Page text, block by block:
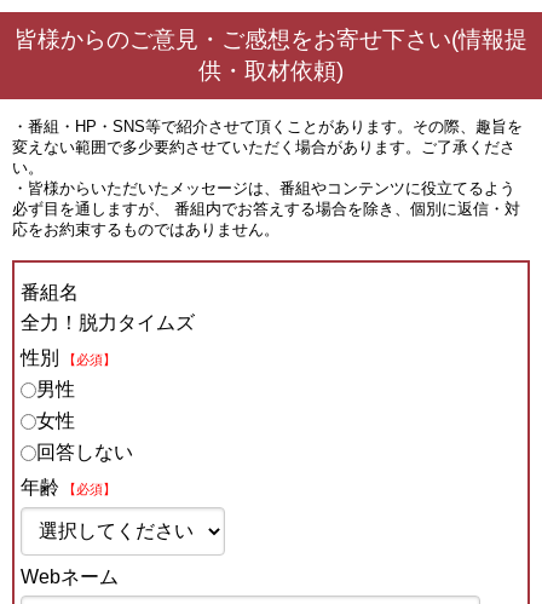
皆様からのご意見・ご感想をお寄せ下さい(情報提
供・取材依頼)
・番組・HP・SNS等で紹介させて頂くことがあります。その際、趣旨を
変えない範囲で多少要約させていただく場合があります。ご了承くださ
い。
・皆様からいただいたメッセージは、番組やコンテンツに役立てるよう
必ず目を通しますが、 番組内でお答えする場合を除き、個別に返信・対
応をお約束するものではありません。
番組名
全力！脱力タイムズ
性別
【必須】
男性
女性
回答しない
年齢
【必須】
Webネーム